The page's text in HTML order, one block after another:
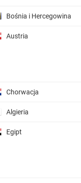
Bośnia i Hercegowina
Austria
Chorwacja
Algieria
Egipt